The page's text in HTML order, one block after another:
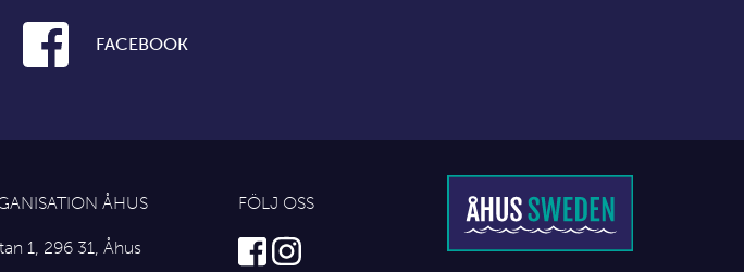
FACEBOOK
ÅHUS
1, 296 31, Åhus
FÖLJ OSS